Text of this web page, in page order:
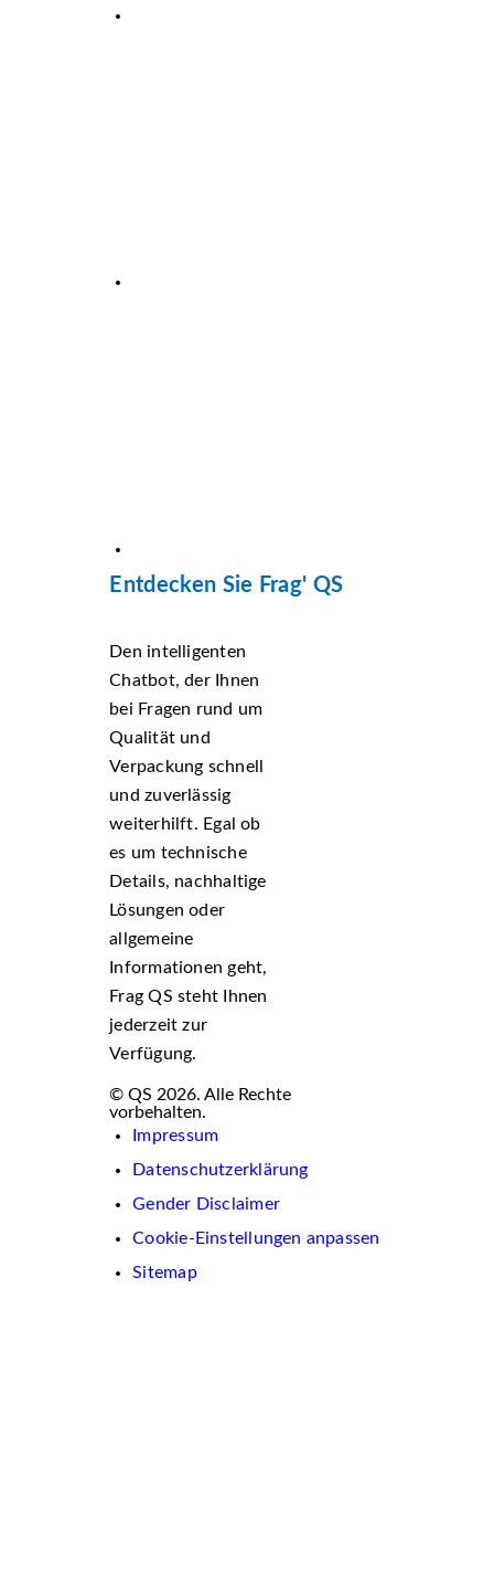
Entdecken Sie Frag' QS
Den intelligenten
Chatbot, der Ihnen
bei Fragen rund um
Qualität und
Verpackung schnell
und zuverlässig
weiterhilft. Egal ob
es um technische
Details, nachhaltige
Lösungen oder
allgemeine
Informationen geht,
Frag QS steht Ihnen
jederzeit zur
Verfügung.
© QS 2026. Alle Rechte
vorbehalten.
Impressum
Datenschutzerklärung
Gender Disclaimer
Cookie-Einstellungen anpassen
Sitemap